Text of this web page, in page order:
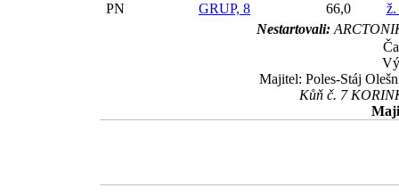
PN
GRUP, 8 66,0
ž.
Nestartovali:
Majitel: Poles-Stáj
Kůň č. 7